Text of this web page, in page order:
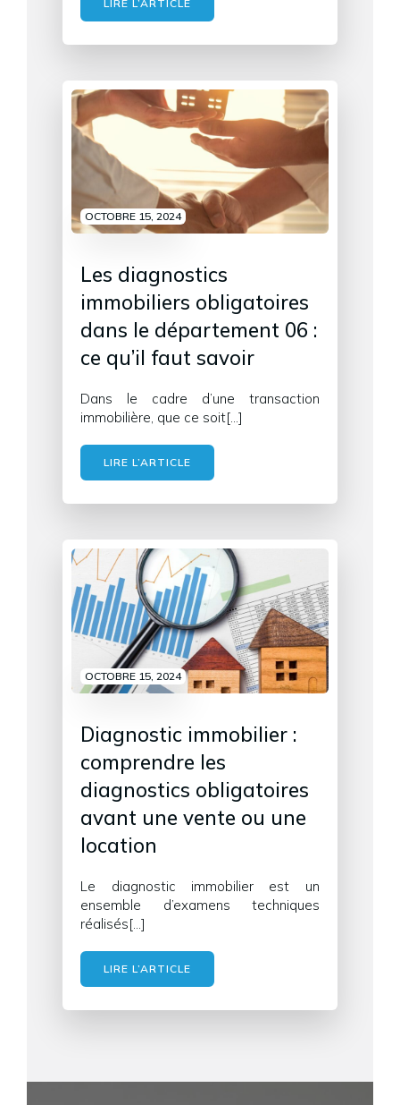
LIRE L’ARTICLE
OCTOBRE 15, 2024
Les diagnostics
immobiliers obligatoires
dans le département 06 :
ce qu’il faut savoir
Dans le cadre d’une transaction
immobilière, que ce soit[…]
LIRE L’ARTICLE
OCTOBRE 15, 2024
Diagnostic immobilier :
comprendre les
diagnostics obligatoires
avant une vente ou une
location
Le diagnostic immobilier est un
ensemble d’examens techniques
réalisés[…]
LIRE L’ARTICLE